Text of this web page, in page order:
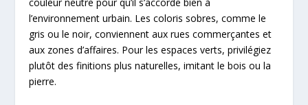
l’environnement urbain. Les coloris sobres, comme le
gris ou le noir, conviennent aux rues commerçantes et
aux zones d’affaires. Pour les espaces verts, privilégiez
plutôt des finitions plus naturelles, imitant le bois ou la
pierre.